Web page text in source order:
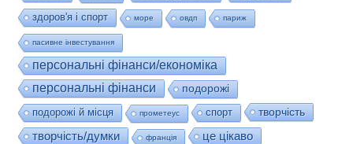
здоров'я і спорт море овдп париж
пасивне інвестування
персональні фінанси/економіка
персональні фінанси
подорожі
подорожі й місця
прометеус спорт
творчість
творчість/думки
франція це цікаво